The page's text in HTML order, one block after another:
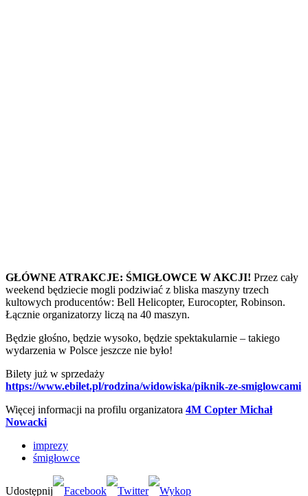
GŁÓWNE ATRAKCJE: ŚMIGŁOWCE W AKCJI! Przez cały
weekend będziecie mogli podziwiać z bliska maszyny trzech
kultowych producentów: Bell Helicopter, Eurocopter, Robinson.
Łącznie organizatorzy liczą na 40 maszyn.
Będzie głośno, będzie wysoko, będzie spektakularnie – takiego
wydarzenia w Polsce jeszcze nie było!
Bilety już w sprzedaży
https://www.ebilet.pl/rodzina/widowiska/piknik-ze-smiglowcami
Więcej informacji na profilu organizatora 4M Copter Michał
Nowacki
imprezy
śmigłowce